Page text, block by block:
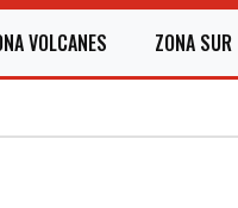
VOLCANES ZONA SUR